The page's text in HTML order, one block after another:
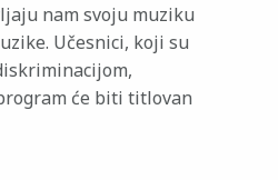
nam svoju muziku
Učesnici, koji su
će biti titlovan